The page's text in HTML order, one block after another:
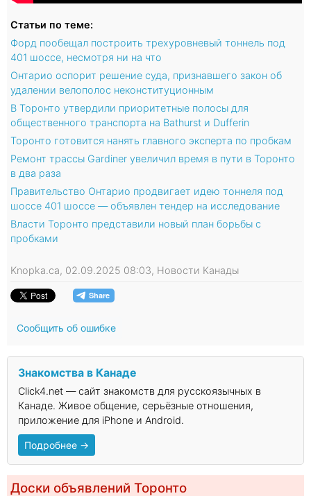
Статьи по теме:
Форд пообещал построить трехуровневый тоннель под
401 шоссе, несмотря ни на что
Онтарио оспорит решение суда, признавшего закон об
удалении велополос неконституционным
В Торонто утвердили приоритетные полосы для
общественного транспорта на Bathurst и Dufferin
Торонто готовится нанять главного эксперта по пробкам
Ремонт трассы Gardiner увеличил время в пути в Торонто
в два раза
Правительство Онтарио продвигает идею тоннеля под
шоссе 401 шоссе — объявлен тендер на исследование
Власти Торонто представили новый план борьбы с
пробками
Knopka.ca, 02.09.2025 08:03, Новости Канады
Сообщить об ошибке
Знакомства в Канаде
Click4.net — сайт знакомств для русскоязычных в
Канаде. Живое общение, серьёзные отношения,
приложение для iPhone и Android.
Подробнее →
Доски объявлений Торонто